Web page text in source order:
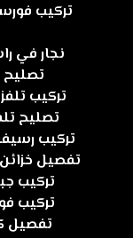
نجار في راس الخيمة
تصليح
تركيب
تصليح
تركيب رسيفر
تفصيل خزائن
تركيب جبس
تركيب
تفصيل